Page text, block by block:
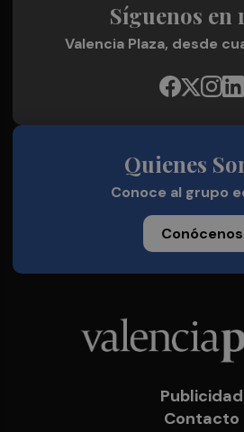
Síguenos en
Valencia Plaza, desde
Quienes
Conoce al grupo
Conócenos
Publicidad
Contacto